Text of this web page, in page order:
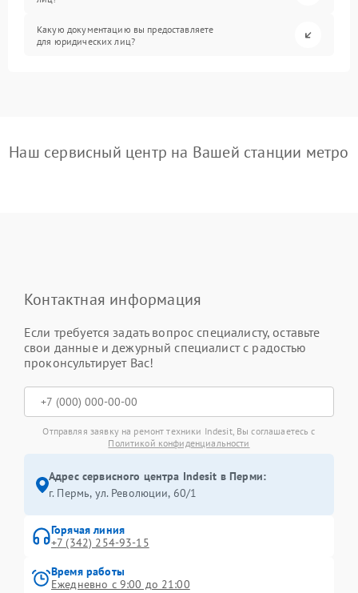
Какую документацию вы предоставляете
для юридических лиц?
Наш сервисный центр на Вашей станции метро
Контактная информация
Если требуется задать вопрос специалисту, оставьте
свои данные и дежурный специалист с радостью
проконсультирует Вас!
Отправляя заявку на ремонт техники Indesit, Вы соглашаетесь с
Политикой конфиденциальности
Адрес сервисного центра Indesit в Перми:
г. Пермь, ул. ​Революции, 60/1
Горячая линия
+7 (342) 254-93-15
Время работы
Ежедневно с 9:00 до 21:00